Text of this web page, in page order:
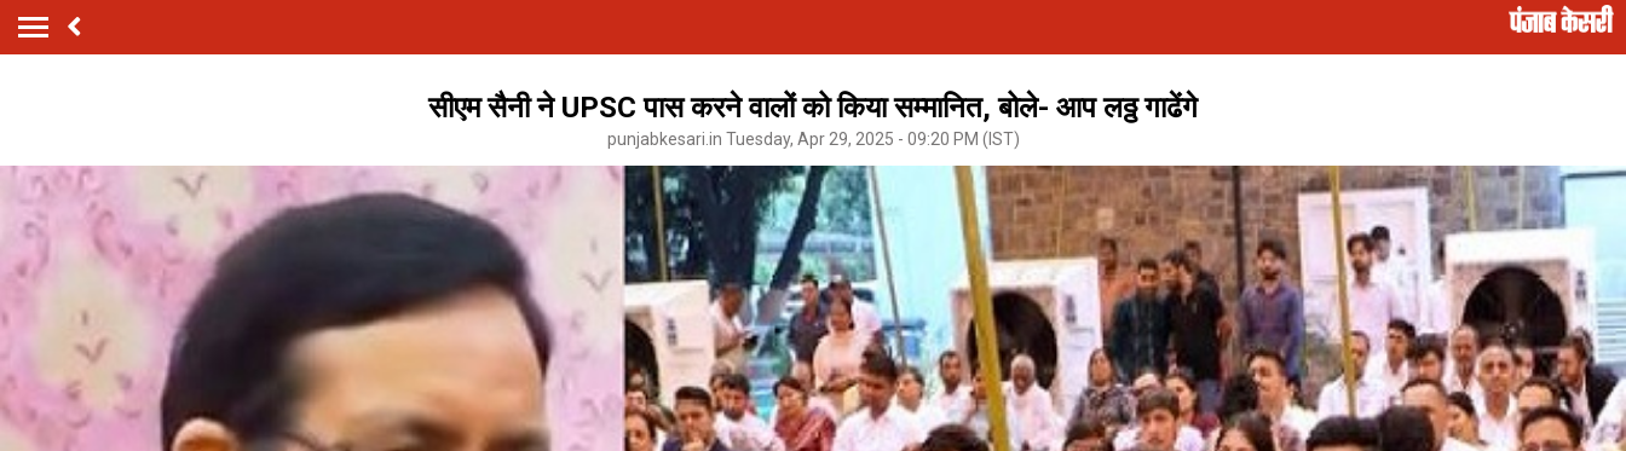
सीएम सैनी ने UPSC पास करने वालों को किया सम्मानित, बोले- आप लठ्ठ गाढेंगे
punjabkesari.in Tuesday, Apr 29, 2025 - 09:20 PM (IST)